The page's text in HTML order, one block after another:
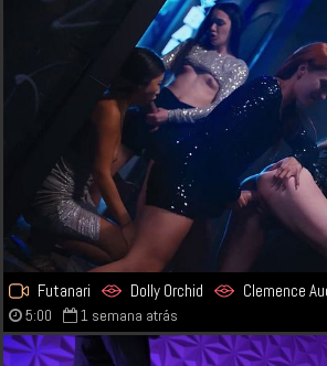
Futanari Dolly Orchid Clemence
5:00 1 semana atrás